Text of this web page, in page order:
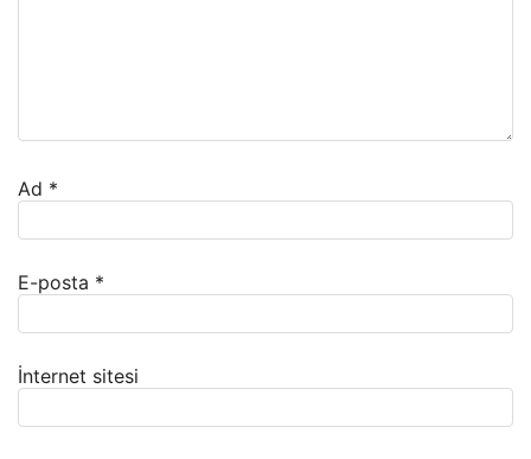
Ad *
E-posta *
İnternet sitesi